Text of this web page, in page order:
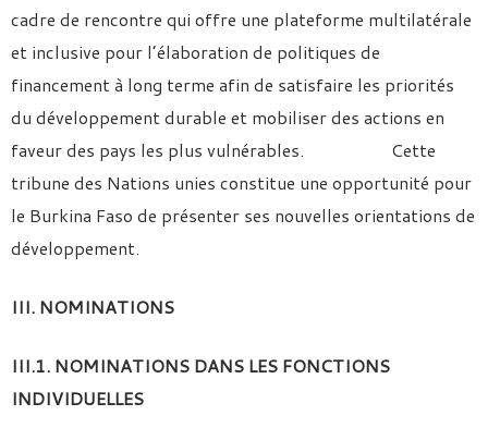
cadre de rencontre qui offre une plateforme multilatérale
et inclusive pour l’élaboration de politiques de
financement à long terme afin de satisfaire les priorités
du développement durable et mobiliser des actions en
faveur des pays les plus vulnérables. Cette
tribune des Nations unies constitue une opportunité pour
le Burkina Faso de présenter ses nouvelles orientations de
développement.
III. NOMINATIONS
III.1. NOMINATIONS DANS LES FONCTIONS
INDIVIDUELLES